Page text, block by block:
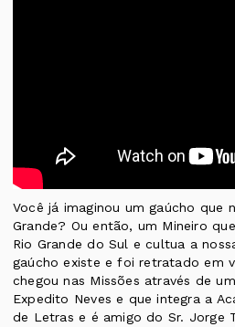
Você já imaginou um gaúcho que
Grande? Ou então, um Mineiro
Rio Grande do Sul e cultua a
gaúcho existe e foi retratado em
chegou nas Missões através de
Expedito Neves e que integra a
de Letras e é amigo do Sr. Jorge